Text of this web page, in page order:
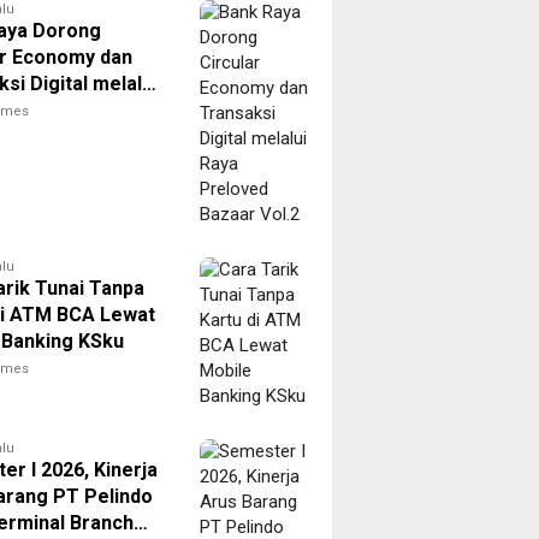
Dorong
Economy dan
Digital melalui
Bazaar
Tunai Tanpa
ATM BCA Lewat
KSku
I 2026, Kinerja
PT Pelindo
Branch